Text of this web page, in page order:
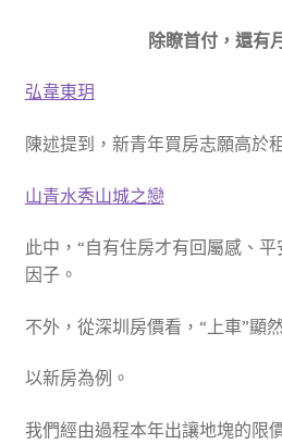
除瞭首付，還有
弘韋東玥
陳述提到，新青年買房志願高於
山青水秀山城之戀
此中，“自有住房才有回屬感、
因子。
不外，從深圳房價看，“上車”顯
以新房為例。
我們經由過程本年出讓地塊的限